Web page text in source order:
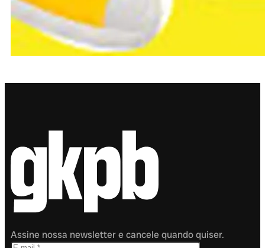
Assine nossa newsletter e cancele quando quiser.